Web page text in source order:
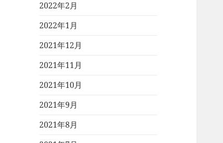
2022年2月
2022年1月
2021年12月
2021年11月
2021年10月
2021年9月
2021年8月